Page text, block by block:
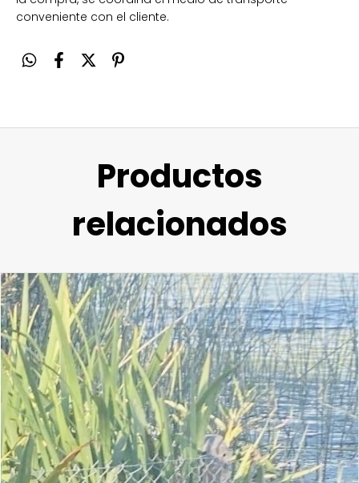
conveniente con el cliente.
Productos
relacionados